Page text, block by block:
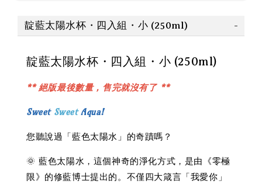
靛藍太陽水杯・四入組・小 (250ml)
靛藍太陽水杯・四入組・小 (250ml)
** 絕版最後數量，售完就沒有了 **
Sweet SweetAqua!
您聽說過「藍色太陽水」的奇蹟嗎？
🌞 藍色太陽水，這個神奇的淨化方式，是由《零極
限》的修藍博士提出的。不僅四大箴言「我愛你」